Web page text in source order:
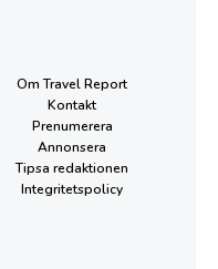
Om Travel Report
Kontakt
Prenumerera
Annonsera
Tipsa redaktionen
Integritetspolicy